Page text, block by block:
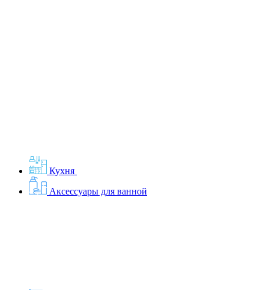
Кухня
Аксессуары для ванной